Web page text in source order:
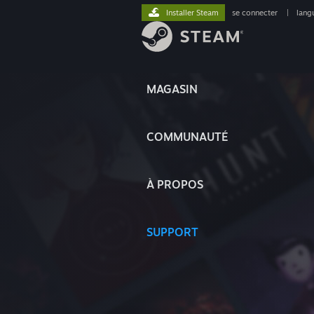
MAGASIN
COMMUNAUTÉ
À PROPOS
SUPPORT
Installer Steam se connecter